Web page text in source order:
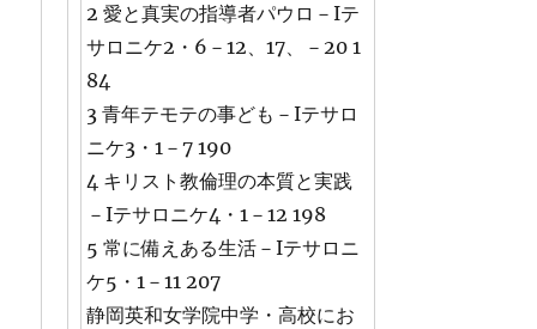
2 愛と真実の指導者パウロ－Iテ
サロニケ2・6－12、17、－20 1
84
3 青年テモテの事ども－Iテサロ
ニケ3・1－7 190
4 キリスト教倫理の本質と実践
－Iテサロニケ4・1－12 198
5 常に備えある生活－Iテサロニ
ケ5・1－11 207
静岡英和女学院中学・高校にお